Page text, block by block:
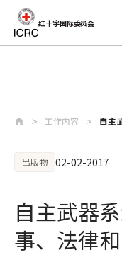
红十字国际委员会
工作内容 自主
出版物 02-02-2017
自主武器
事、法律